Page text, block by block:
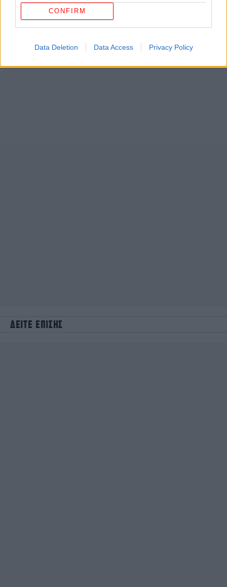
CONFIRM
Data Deletion Data Access Privacy Policy
ΔΕΙΤΕ ΕΠΙΣΗΣ